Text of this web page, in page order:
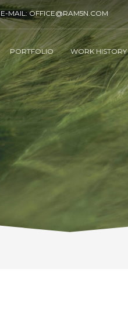
E-MAIL: OFFICE@RAM5N.COM
PORTFOLIO WORK HISTORY